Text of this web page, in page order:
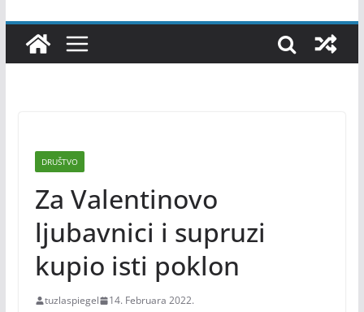
DRUŠTVO
Za Valentinovo
ljubavnici i supruzi
kupio isti poklon
tuzlaspiegel 14. Februara 2022.